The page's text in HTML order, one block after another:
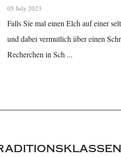
05 July 2023
Falls Sie mal einen Elch auf einer
und dabei vermutlich über einen
Recherchen in Sch ...